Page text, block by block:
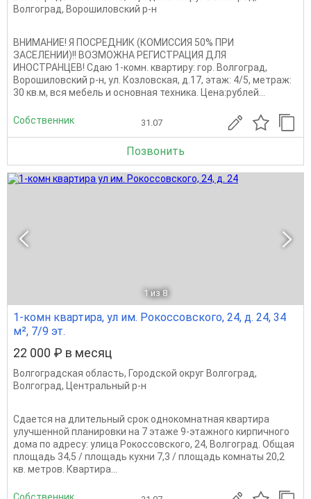
Волгоград, Ворошиловский р-н
ВНИМАНИЕ! Я ПОСРЕДНИК (КОМИССИЯ 50% ПРИ
ЗАСЕЛЕНИИ)!! ВОЗМОЖНА РЕГИСТРАЦИЯ ДЛЯ
ИНОСТРАНЦЕВ! Сдаю 1-комн. квартиру: гор. Волгоград,
Ворошиловский р-н, ул. Козловская, д.17, этаж: 4/5, метраж:
30 кв.м, вся мебель и основная техника. Цена:рублей...
Собственник 31.07
Позвонить
1 из 8
1-комн квартира, ул им. Рокоссовского, 24, д. 24, 34
м², 7/9 эт.
22 000 ₽ в месяц
Волгоградская область, Городской округ Волгоград,
Волгоград, Центральный р-н
Сдается на длительный срок однокомнатная квартира
улучшенной планировки нa 7 этаже 9-этажного кирпичного
дома пo адресу: улица Рокоссовского, 24, Волгоград. Общая
площадь 34,5 / площадь кухни 7,3 / площадь комнаты 20,2
кв. метров. Квартира...
Собственник